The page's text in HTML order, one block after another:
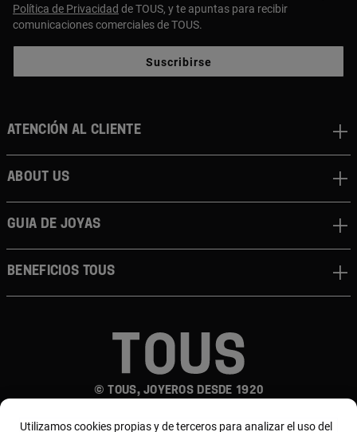
Política de Privacidad de TOUS, y te apuntas para recibir
comunicaciones comerciales de TOUS.
Suscribirse
© TOUS, JOYEROS DESDE 1920
Atención al cliente
About us
Guia de joyas
Beneficios TOUS
Utilizamos cookies propias y de terceros para analizar el uso del